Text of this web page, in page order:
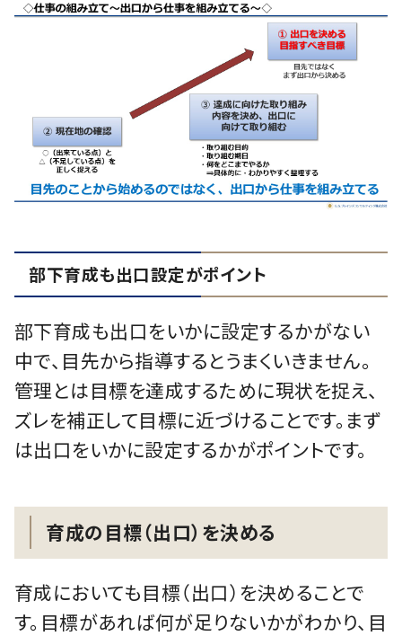
部下育成も出口設定がポイント
部下育成も出口をいかに設定するかがない
中で、目先から指導するとうまくいきません。
管理とは目標を達成するために現状を捉え、
ズレを補正して目標に近づけることです。まず
は出口をいかに設定するかがポイントです。
育成の目標（出口）を決める
育成においても目標（出口）を決めることで
す。目標があれば何が足りないかがわかり、目